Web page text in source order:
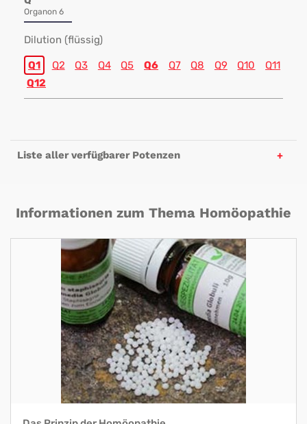
Organon 6
Dilution (flüssig)
Q1 Q2 Q3 Q4 Q5 Q6 Q7 Q8 Q9 Q10
Q11
Q12
Liste aller verfügbarer Potenzen
Informationen zum Thema Homöopathie